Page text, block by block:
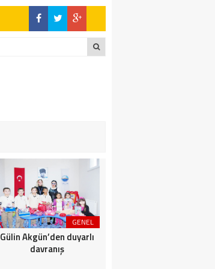
GENEL
Gülin Akgün’den duyarlı
davranış